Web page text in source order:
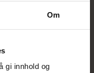
Om
gi innhold og